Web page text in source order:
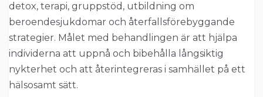
detox, terapi, gruppstöd, utbildning om
beroendesjukdomar och återfallsförebyggande
strategier. Målet med behandlingen är att hjälpa
individerna att uppnå och bibehålla långsiktig
nykterhet och att återintegreras i samhället på ett
hälsosamt sätt.